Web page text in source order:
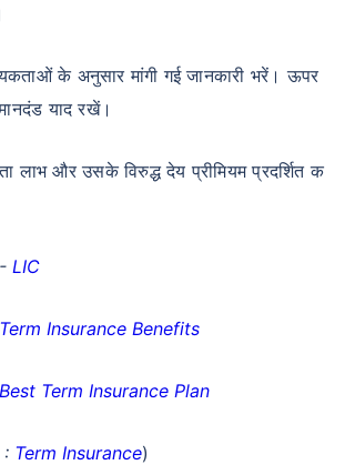
के अनुसार मांगी गई जानकारी भरें। ऊपर
याद रखें।
लाभ और उसके विरुद्ध देय प्रीमियम प्रदर्शित क
LIC
Term Insurance Benefits
Best Term Insurance Plan
: Term Insurance)